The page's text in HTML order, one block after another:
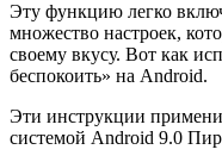
Эту функцию легко
множество настроек,
своему вкусу. Вот как
беспокоить» на Android.
Эти инструкции
системой Android 9.0